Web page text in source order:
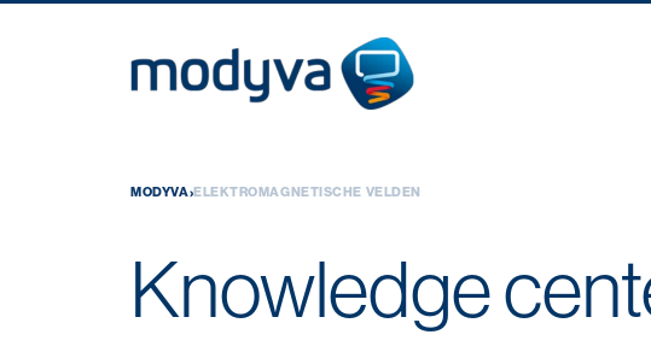
MODYVA›ELEKTROMAGNETISCHE VELDEN
Knowledge